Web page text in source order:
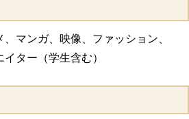
マンガ、映像、ファッション、
ター（学生含む）